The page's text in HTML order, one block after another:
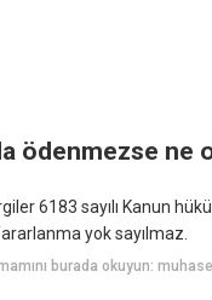
ödenmezse ne
6183 sayılı Kanun
yok sayılmaz.
burada okuyun: